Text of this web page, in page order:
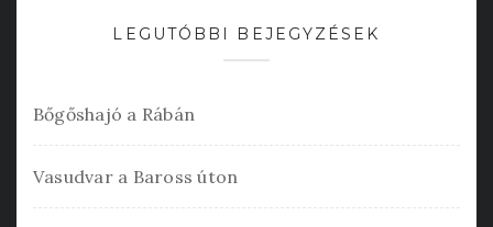
LEGUTÓBBI BEJEGYZÉSEK
Bőgőshajó a Rábán
Vasudvar a Baross úton